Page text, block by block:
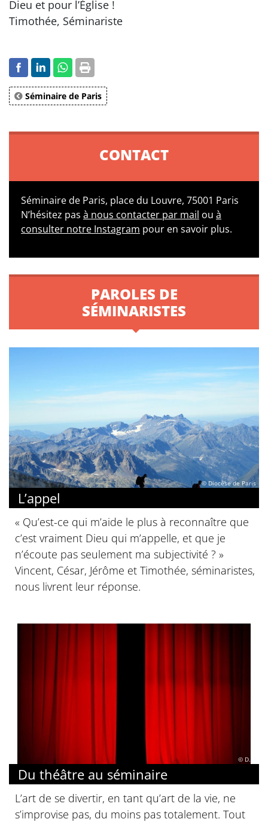
Dieu et pour l’Église !
Timothée, Séminariste
Séminaire de Paris
CONTACT
Séminaire de Paris, place du Louvre, 75001 Paris
N’hésitez pas à nous contacter par mail ou à
consulter notre Instagram pour en savoir plus.
PAROLES DE
SÉMINARISTES
© Diocèse de Paris
L’appel
« Qu’est-ce qui m’aide le plus à reconnaître que
c’est vraiment Dieu qui m’appelle, et que je
n’écoute pas seulement ma subjectivité ? »
Vincent, César, Jérôme et Timothée, séminaristes,
nous livrent leur réponse.
© D.R.
Du théâtre au séminaire
L’art de se divertir, en tant qu’art de la vie, ne
s’improvise pas, du moins pas totalement. Tout